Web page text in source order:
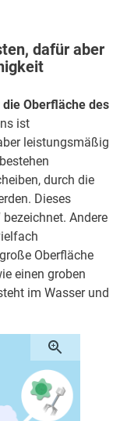
dafür aber
Oberfläche des
ist
leistungsmäßig
durch die
Dieses
Andere
Oberfläche
einen groben
im Wasser und